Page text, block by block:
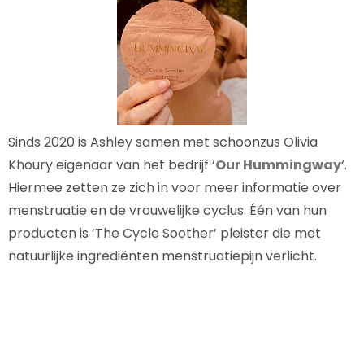
Sinds 2020 is Ashley samen met schoonzus Olivia
Khoury eigenaar van het bedrijf ‘Our Hummingway‘.
Hiermee zetten ze zich in voor meer informatie over
menstruatie en de vrouwelijke cyclus. Één van hun
producten is ‘The Cycle Soother’ pleister die met
natuurlijke ingrediënten menstruatiepijn verlicht.